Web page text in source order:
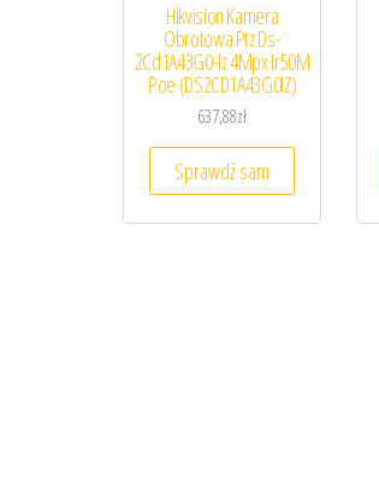
Hikvision Kamera
Obrotowa Ptz Ds-
2Cd1A43G0-Iz 4Mpx Ir50M
Poe (DS2CD1A43G0IZ)
637,88zł
Sprawdź sam